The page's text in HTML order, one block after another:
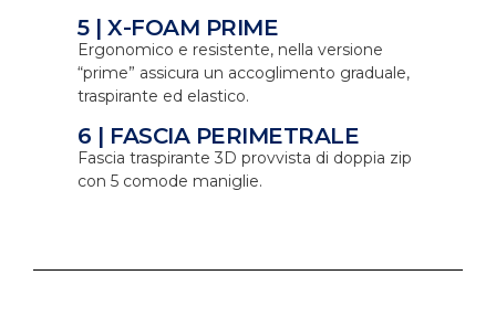
5 | X-FOAM PRIME
Ergonomico e resistente, nella versione
“prime” assicura un accoglimento graduale,
traspirante ed elastico.
6 | FASCIA PERIMETRALE
Fascia traspirante 3D provvista di doppia zip
con 5 comode maniglie.